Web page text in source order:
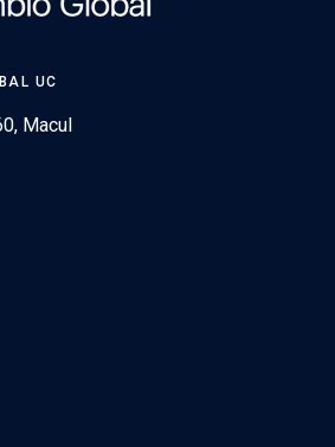
UC
Macul